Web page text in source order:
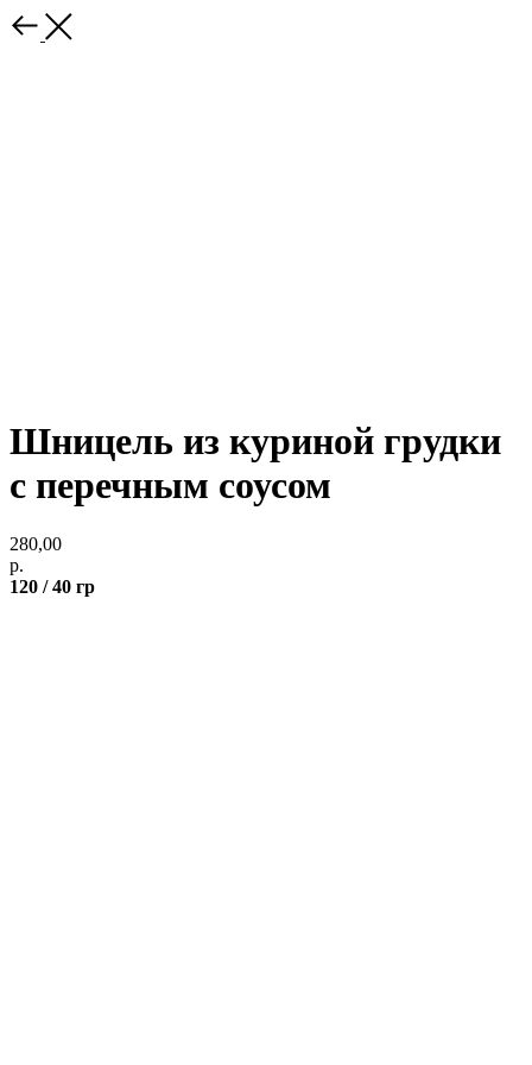
Шницель из куриной грудки
с перечным соусом
280,00
р.
120 / 40 гр